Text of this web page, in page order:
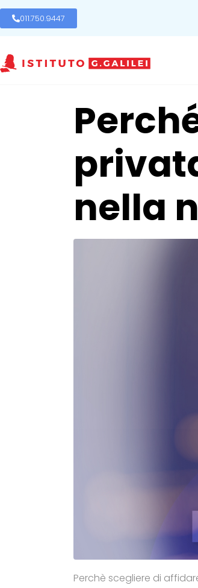
011.750.9447
nella
Perchè scegliere di